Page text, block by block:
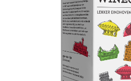
GIFTBOX
OVER